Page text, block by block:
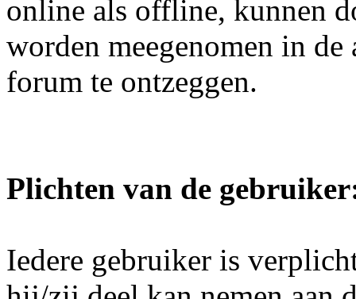
online als offline, kunnen
worden meegenomen in
forum te ontzeggen.
Plichten van de
Iedere gebruiker is